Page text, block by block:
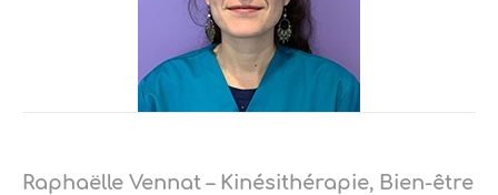
Raphaëlle Vennat – Kinésithérapie, Bien-être